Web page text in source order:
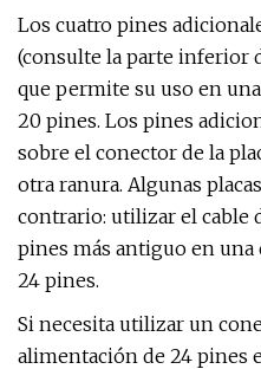
Los cuatro pines
(consulte la parte inferior
que permite su uso en
20 pines. Los pines
sobre el conector de la
otra ranura. Algunas
contrario: utilizar el cable
pines más antiguo en una
24 pines.
Si necesita utilizar un
alimentación de 24 pines